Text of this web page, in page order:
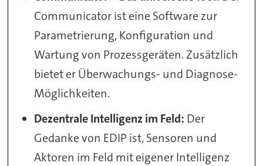
Communicator ist eine Software zur
Parametrierung, Konfiguration und
Wartung von Prozessgeräten. Zusätzlich
bietet er Überwachungs- und Diagnose-
Möglichkeiten.
Dezentrale Intelligenz im Feld: Der
Gedanke von EDIP ist, Sensoren und
Aktoren im Feld mit eigener Intelligenz